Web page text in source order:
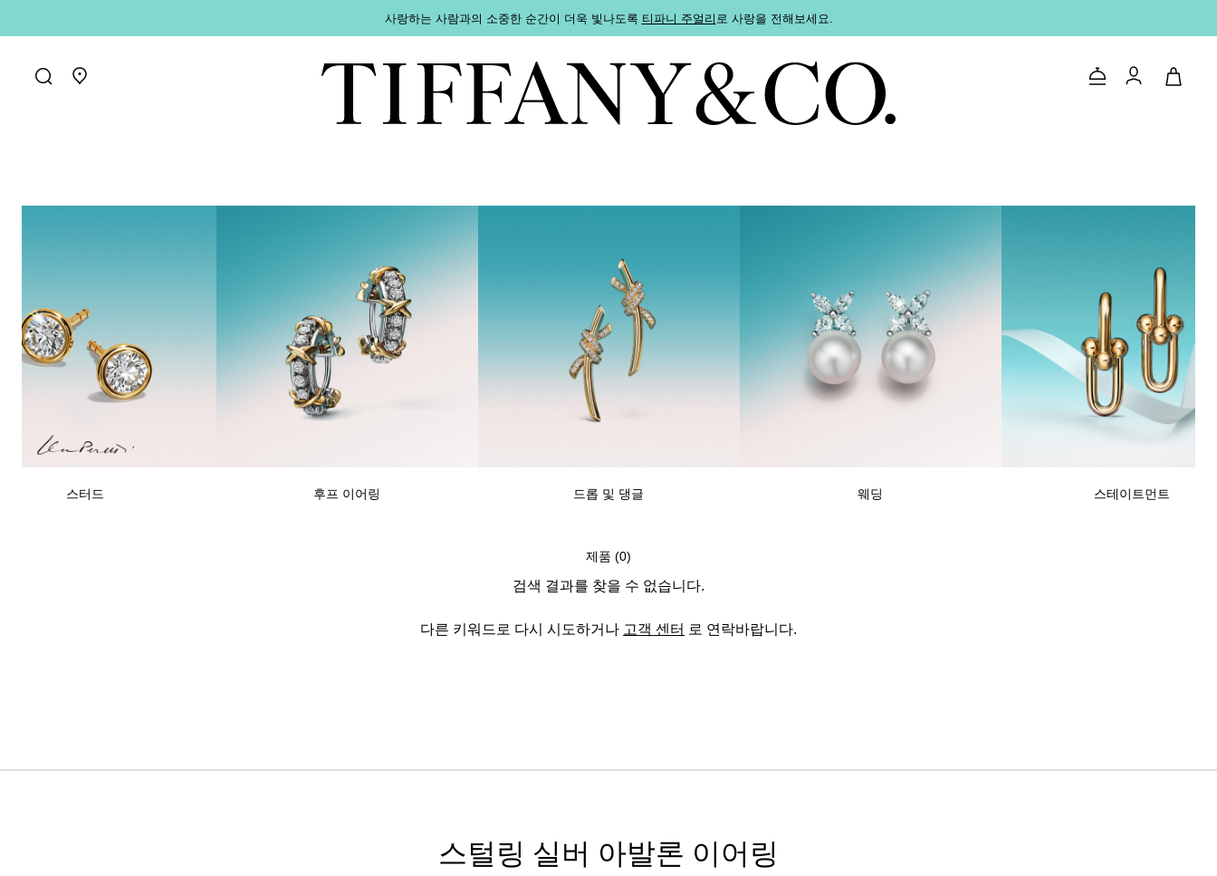
사랑하는 사람과의 소중한 순간이 더욱 빛나도록 티파니 주얼리로 사랑을 전해보세요.
매장 찾기로 가기 문의하기로그인
스터드 후프 이어링 드롭 및 댕글 웨딩 스테이트먼트
제품 (0)
검색 결과를 찾을 수 없습니다.
다른 키워드로 다시 시도하거나 고객 센터 로 연락바랍니다.
스털링 실버 아발론 이어링